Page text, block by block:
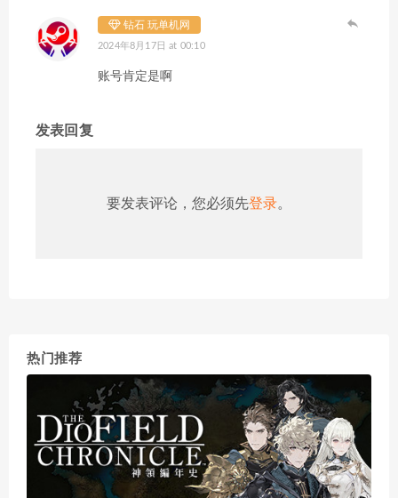
钻石 玩单机网
2024年8月17日 at 00:10
账号肯定是啊
发表回复
要发表评论，您必须先登录。
热门推荐